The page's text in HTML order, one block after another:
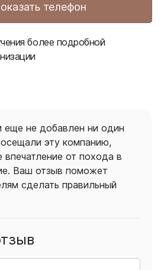
телефон
более подробной
еще не добавлен ни один
эту компанию,
впечатление от похода в
Ваш отзыв поможет
сделать правильный